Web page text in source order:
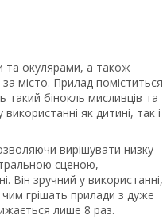
та окулярами, а також
місто. Прилад поміститься
такий бінокль мисливців та
як дитині, так і
вирішувати низку
сценою,
Він зручний у використанні,
грішать прилади з дуже
лише 8 раз.